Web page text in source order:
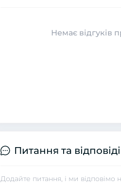
Немає відгуків
Питання та відповіді
Додайте питання, і ми